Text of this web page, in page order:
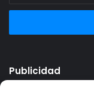
correo
Publicidad